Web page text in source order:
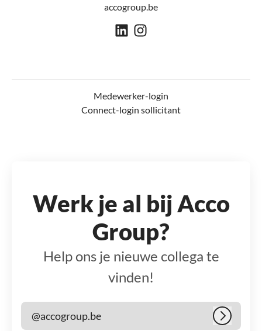
accogroup.be
Medewerker-login
Connect-login sollicitant
Werk je al bij Acco
Group?
Help ons je nieuwe collega te
vinden!
@accogroup.be Inloggen